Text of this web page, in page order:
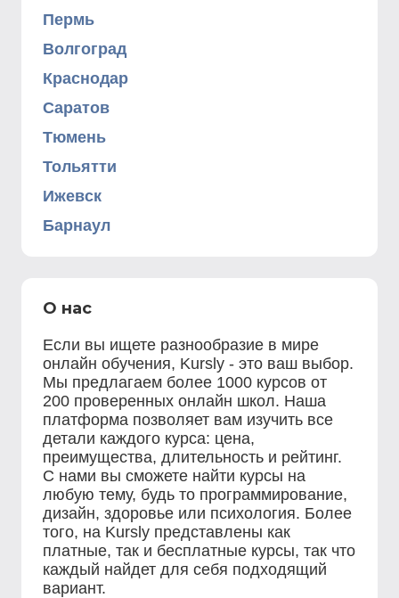
Пермь
Волгоград
Краснодар
Саратов
Тюмень
Тольятти
Ижевск
Барнаул
О нас
Если вы ищете разнообразие в мире
онлайн обучения, Kursly - это ваш выбор.
Мы предлагаем более 1000 курсов от
200 проверенных онлайн школ. Наша
платформа позволяет вам изучить все
детали каждого курса: цена,
преимущества, длительность и рейтинг.
С нами вы сможете найти курсы на
любую тему, будь то программирование,
дизайн, здоровье или психология. Более
того, на Kursly представлены как
платные, так и бесплатные курсы, так что
каждый найдет для себя подходящий
вариант.